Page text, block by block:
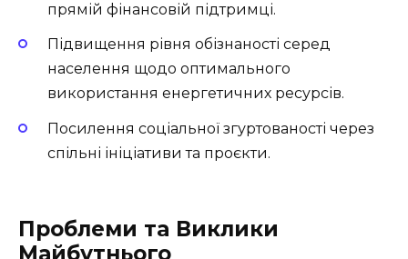
прямій фінансовій підтримці.
Підвищення рівня обізнаності серед
населення щодо оптимального
використання енергетичних ресурсів.
Посилення соціальної згуртованості через
спільні ініціативи та проєкти.
Проблеми та Виклики
Майбутнього